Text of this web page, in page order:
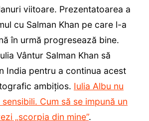
viitoare. Prezentatoarea a
cu Salman Khan pe care l-a
în urmă progresează bine.
Vântur Salman Khan să
India pentru a continua acest
ambițios. Iulia Albu nu
Cum să se impună un
„scorpia din mine”.